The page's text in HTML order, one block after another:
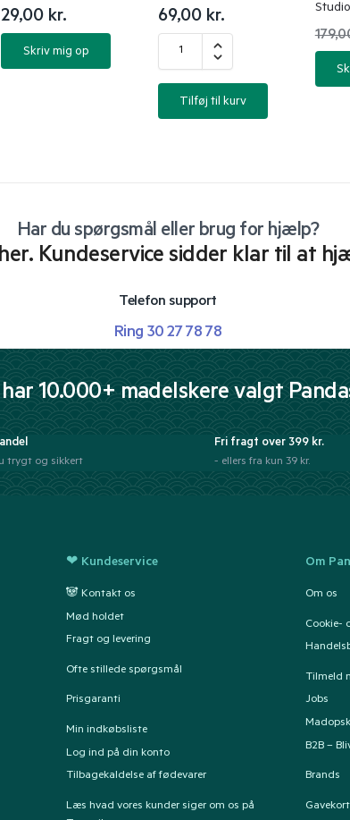
29,00 kr.
Skriv mig op
69,00 kr.
Tilføj til kurv
Har du spørgsmål eller brug for hjælp?
Kundeservice sidder klar til at
Telefon support
Ring 30 27 78 78
10.000+ madelskere valgt
trygt og sikkert
Fri fragt over 399 kr.
- ellers fra kun 39 kr.
❤ Kundeservice
🐼 Kontakt os
Mød holdet
Fragt og levering
Ofte stillede spørgsmål
Prisgaranti
Min indkøbsliste
Log ind på din konto
Tilbagekaldelse af fødevarer
Læs hvad vores kunder siger om os på
Om
Om os
Cookie-
Tilmeld
Jobs
B2B –
Brands
Gavekort